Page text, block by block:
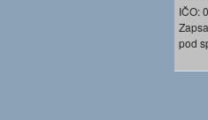
IČO:
pod